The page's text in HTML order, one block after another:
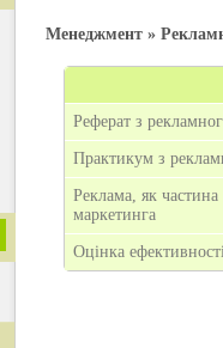
Менеджмент »
Реферат з
Практикум з
Реклама, як частина
маркетинга
Оцінка